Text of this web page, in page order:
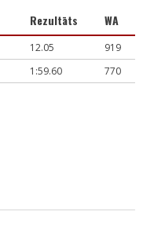
Rezultāts WA
12.05
919
1:59.60 770